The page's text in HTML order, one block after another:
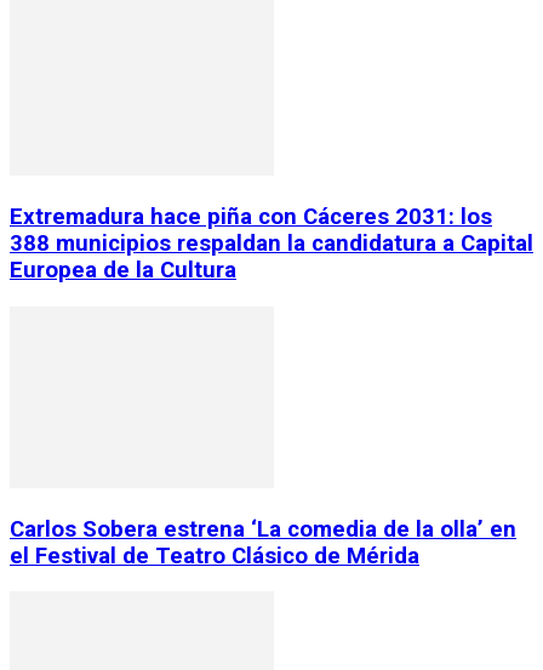
Extremadura hace piña con Cáceres 2031: los
388 municipios respaldan la candidatura a Capital
Europea de la Cultura
Carlos Sobera estrena ‘La comedia de la olla’ en
el Festival de Teatro Clásico de Mérida